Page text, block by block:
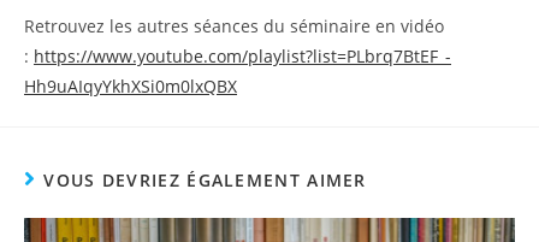
Retrouvez les autres séances du séminaire en vidéo
: https://www.youtube.com/playlist?list=PLbrq7BtEF_-
Hh9uAIqyYkhXSi0m0lxQBX
VOUS DEVRIEZ ÉGALEMENT AIMER